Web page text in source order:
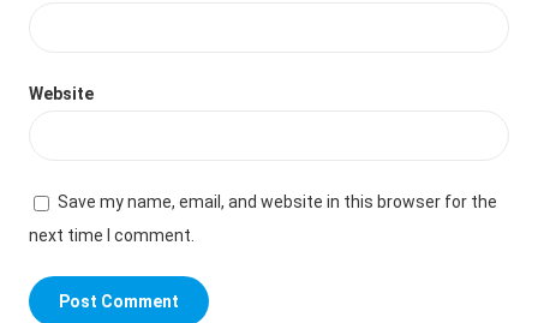
Website
Save my name, email, and website in this browser for the
next time I comment.